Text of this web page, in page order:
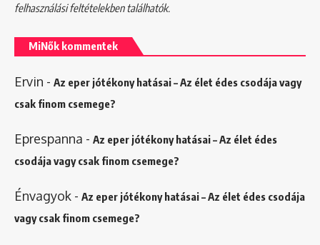
felhasználási feltételekbentalálhatók.
MiNők kommentek
Ervin - Az eper jótékony hatásai – Az élet édes csodája vagy
csak finom csemege?
Eprespanna - Az eper jótékony hatásai – Az élet édes
csodája vagy csak finom csemege?
Énvagyok - Az eper jótékony hatásai – Az élet édes csodája
vagy csak finom csemege?